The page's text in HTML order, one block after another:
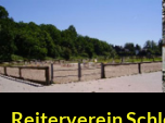
Zum
Inhalt
springen